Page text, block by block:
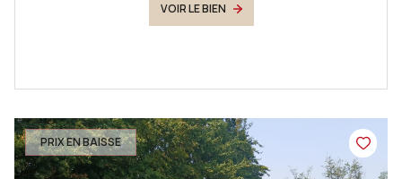
VOIR LE BIEN
PRIX EN BAISSE